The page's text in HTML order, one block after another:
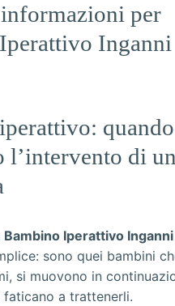
per
Inganni
l’intervento di
Bambino Iperattivo
sono quei bambini
si muovono in
a trattenerli.